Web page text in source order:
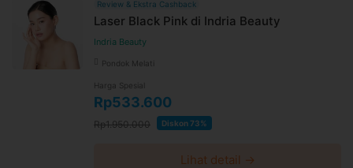
Review & Ekstra Cashback
Laser Black Pink di Indria Beauty
Indria Beauty
Pondok Melati
Harga Spesial
Rp533.600
Rp1.950.000 Diskon 73%
Lihat detail →